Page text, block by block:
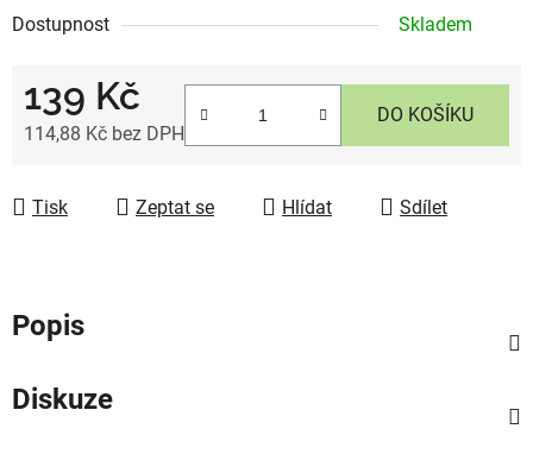
Dostupnost Skladem
139 Kč
114,88 Kč bez DPH
DO KOŠÍKU
Tisk Zeptat se Hlídat Sdílet
Popis
Diskuze